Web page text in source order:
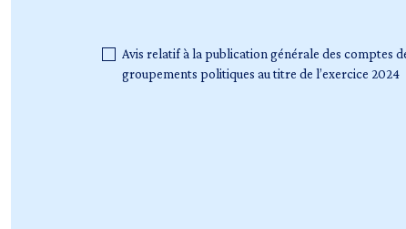
Avis relatif à la publication générale des comptes
groupements politiques au titre de l’exercice 2024